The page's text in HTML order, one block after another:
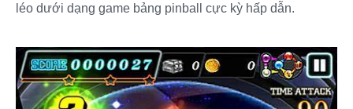
léo dưới dạng game bảng pinball cực kỳ hấp dẫn.